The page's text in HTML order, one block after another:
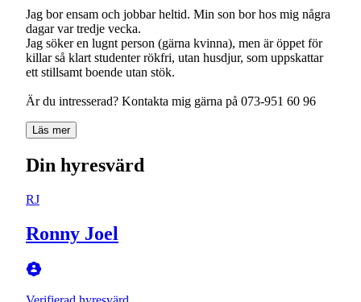
Jag bor ensam och jobbar heltid. Min son bor hos mig några
dagar var tredje vecka.
Jag söker en lugnt person (gärna kvinna), men är öppet för
killar så klart studenter rökfri, utan husdjur, som uppskattar
ett stillsamt boende utan stök.
Är du intresserad? Kontakta mig gärna på 073-951 60 96
Läs mer
Din hyresvärd
RJ
Ronny Joel